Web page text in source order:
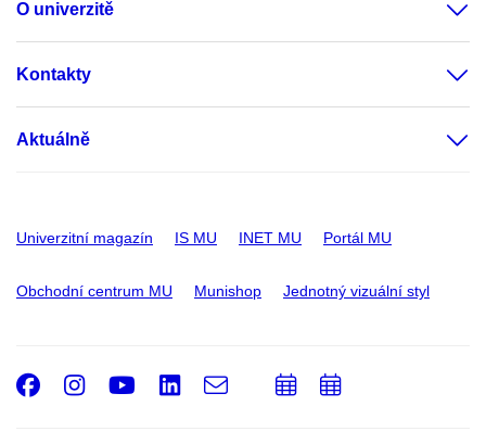
O univerzitě
Kontakty
Aktuálně
Univerzitní magazín IS MU INET MU Portál MU
Obchodní centrum MU Munishop Jednotný vizuální styl
Facebook
Instagram
Youtube
LinkedIn
e-
PřidatPřidat